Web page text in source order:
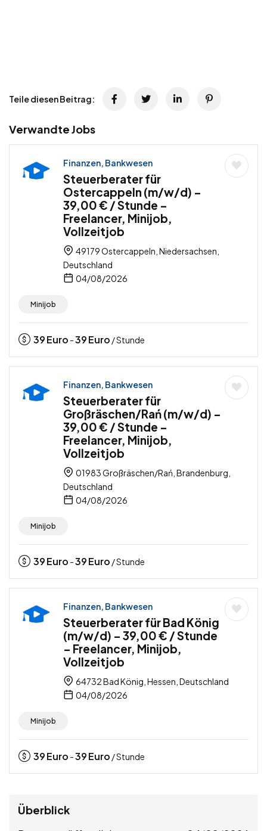
Teile diesen Beitrag:
Verwandte Jobs
Finanzen, Bankwesen
Steuerberater für
Ostercappeln (m/w/d) –
39,00 € / Stunde –
Freelancer, Minijob,
Vollzeitjob
49179 Ostercappeln, Niedersachsen,
Deutschland
04/08/2026
Minijob
39Euro -39Euro / Stunde
Finanzen, Bankwesen
Steuerberater für
Großräschen/Rań (m/w/d) –
39,00 € / Stunde –
Freelancer, Minijob,
Vollzeitjob
01983 Großräschen/Rań, Brandenburg,
Deutschland
04/08/2026
Minijob
39Euro -39Euro / Stunde
Finanzen, Bankwesen
Steuerberater für Bad König
(m/w/d) – 39,00 € / Stunde
– Freelancer, Minijob,
Vollzeitjob
64732 Bad König, Hessen, Deutschland
04/08/2026
Minijob
39Euro -39Euro / Stunde
Überblick